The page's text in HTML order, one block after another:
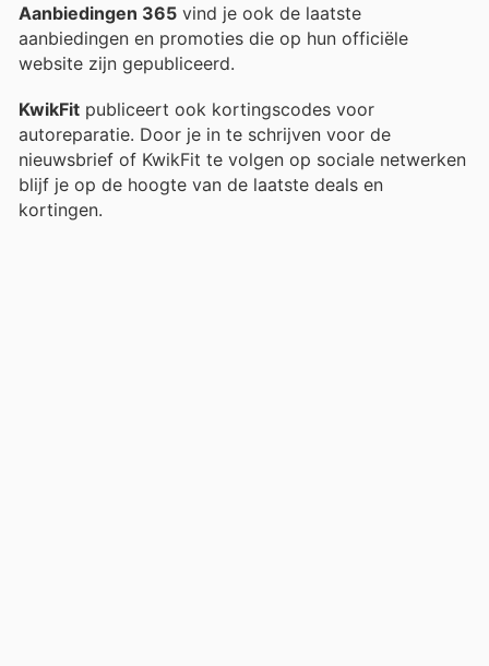
Aanbiedingen 365 vind je ook de laatste
aanbiedingen en promoties die op hun officiële
website zijn gepubliceerd.
KwikFit publiceert ook kortingscodes voor
autoreparatie. Door je in te schrijven voor de
nieuwsbrief of KwikFit te volgen op sociale netwerken
blijf je op de hoogte van de laatste deals en
kortingen.